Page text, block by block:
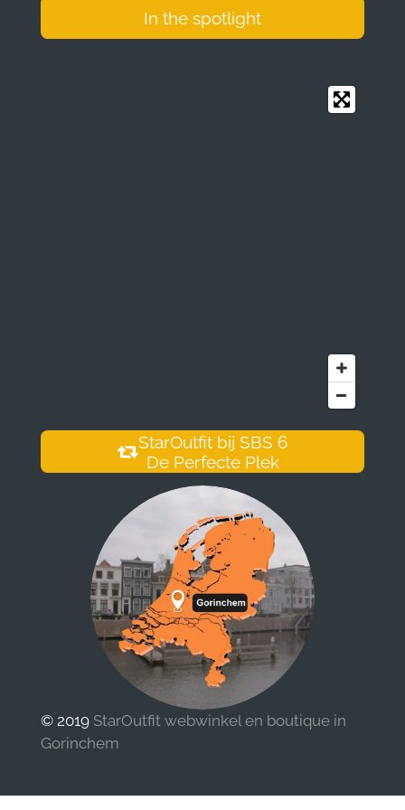
In the spotlight
StarOutfit bij SBS 6
De Perfecte Plek
© 2019 StarOutfit webwinkel en boutique in
Gorinchem